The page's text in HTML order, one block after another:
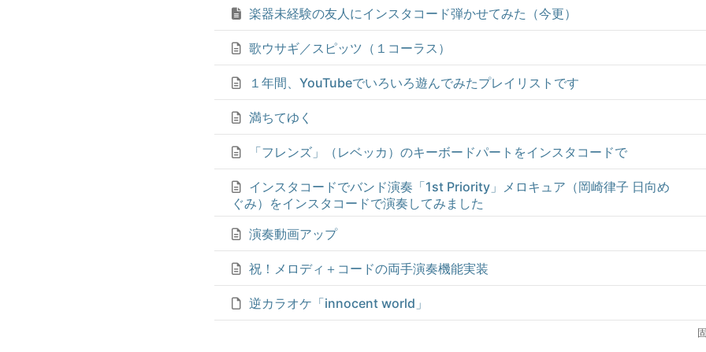
楽器未経験の友人にインスタコード弾かせてみた（今更）
歌ウサギ／スピッツ（１コーラス）
１年間、YouTubeでいろいろ遊んでみたプレイリストです
満ちてゆく
「フレンズ」（レベッカ）のキーボードパートをインスタコードで
インスタコードでバンド演奏「1st Priority」メロキュア（岡崎律子 日向め
ぐみ）をインスタコードで演奏してみました
演奏動画アップ
祝！メロディ＋コードの両手演奏機能実装
逆カラオケ「innocent world」